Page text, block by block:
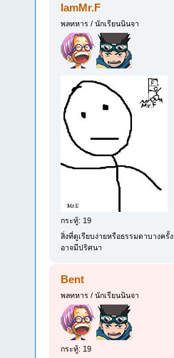
IamMr.F
พลทหาร / นักเรียนนินจา
กระทู้: 19
สิ่งที่ดูเรียบง่ายหรือธรรมดาบางครั้ง
อาจมีปริศนา
Bent
พลทหาร / นักเรียนนินจา
กระทู้: 19